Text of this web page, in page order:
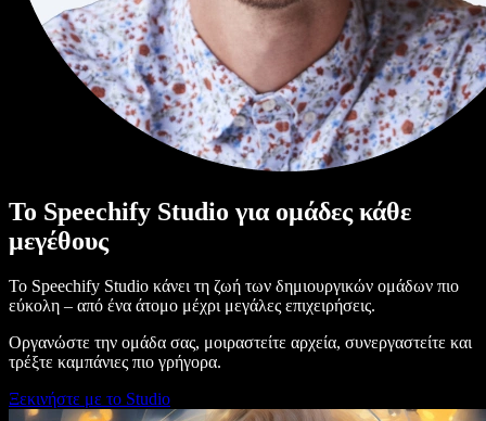
Το Speechify Studio για ομάδες κάθε
μεγέθους
Το Speechify Studio κάνει τη ζωή των δημιουργικών ομάδων πιο
εύκολη – από ένα άτομο μέχρι μεγάλες επιχειρήσεις.
Οργανώστε την ομάδα σας, μοιραστείτε αρχεία, συνεργαστείτε και
τρέξτε καμπάνιες πιο γρήγορα.
Ξεκινήστε με το Studio